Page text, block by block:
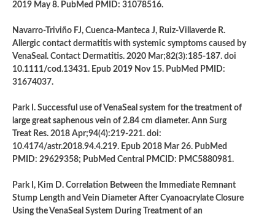
2019 May 8. PubMed PMID: 31078516.
Navarro-Triviño FJ, Cuenca-Manteca J, Ruiz-Villaverde R.
Allergic contact dermatitis with systemic symptoms caused by
VenaSeal. Contact Dermatitis. 2020 Mar;82(3):185-187. doi
10.1111/cod.13431. Epub 2019 Nov 15. PubMed PMID:
31674037.
Park I. Successful use of VenaSeal system for the treatment of
large great saphenous vein of 2.84 cm diameter. Ann Surg
Treat Res. 2018 Apr;94(4):219-221. doi:
10.4174/astr.2018.94.4.219. Epub 2018 Mar 26. PubMed
PMID: 29629358; PubMed Central PMCID: PMC5880981.
Park I, Kim D. Correlation Between the Immediate Remnant
Stump Length and Vein Diameter After Cyanoacrylate Closure
Using the VenaSeal System During Treatment of an